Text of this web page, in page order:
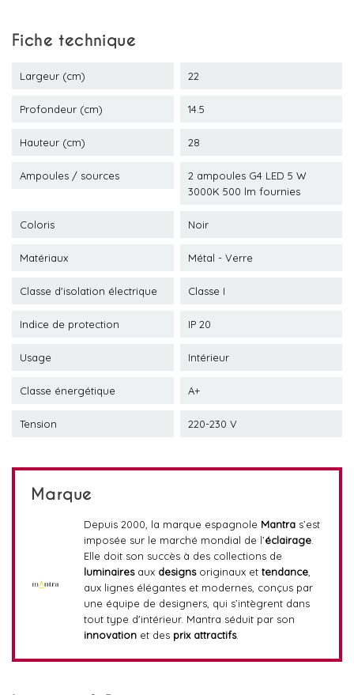
Fiche technique
Largeur (cm) 22
Profondeur (cm) 14.5
Hauteur (cm) 28
Ampoules / sources
2 ampoules G4 LED 5 W
3000K 500 lm fournies
Coloris Noir
Matériaux Métal - Verre
Classe d'isolation électrique Classe I
Indice de protection IP 20
Usage Intérieur
Classe énergétique A+
Tension 220-230 V
Marque
Depuis 2000, la marque espagnole Mantras’est
imposée sur le marché mondial de l’éclairage.
Elle doit son succès à des collections de
luminairesaux designsoriginaux et tendance,
aux lignes élégantes et modernes, conçus par
une équipe de designers, qui s’intègrent dans
tout type d'intérieur. Mantra séduit par son
innovationet des prix attractifs.